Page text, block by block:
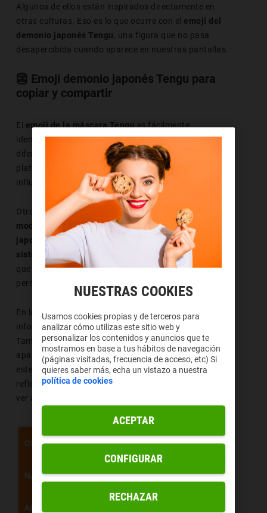
Algunos de ellos están inspirados directamente en
otras culturas. Eso es lo que ocurre con el emoji del
demonio japonés Tengu , una figura que no pasa
desapercibida cuando aparece en nuestras pantallas.
👺 Emoji demonio japonés Tengu para
copiar y compartir
El emoji de la máscara Tengues fácilmente
identificable, pero, además, puede mostrarse de
diferentes formas. El S.O. que tengamos o las
plataformas y las aplicaciones con las que lo abramos
influyen en el modo en que lo vemos.
Otros factores que repercuten directamente en
modo de reproducción del emoji del demonio
japonés Tengu son nuestro navegador y nuestro
sistema operativo. Además, se trata de un símbolo
que está codificado en Unicode y ese es un factor que
permite que los ordenadores puedan reconocerlo.
En la página oficial de Unicode
se muestra toda la
información relativa alemoji de la máscara Tengu
También es importante saber que en este portal
aparecen todas las formas bajo las que se puede ver a
este símbolo. Seguidamente, se muestra una tabla que
refleja las diferentes maneras bajo las que podemos
ver a este emoticono.
CÓDIGO
NAVEGADOR
APPLE
U+1F47A
👺
NUESTRAS COOKIES
Usamos cookies propias y de terceros para
analizar cómo utilizas este sitio web y
personalizar los contenidos y anuncios que te
mostramos en base a tus hábitos de navegación
(páginas visitadas, frecuencia de acceso, etc) Si
quieres saber más, echa un vistazo a nuestra
política de cookies
RECHAZAR
ACEPTAR
CONFIGURAR